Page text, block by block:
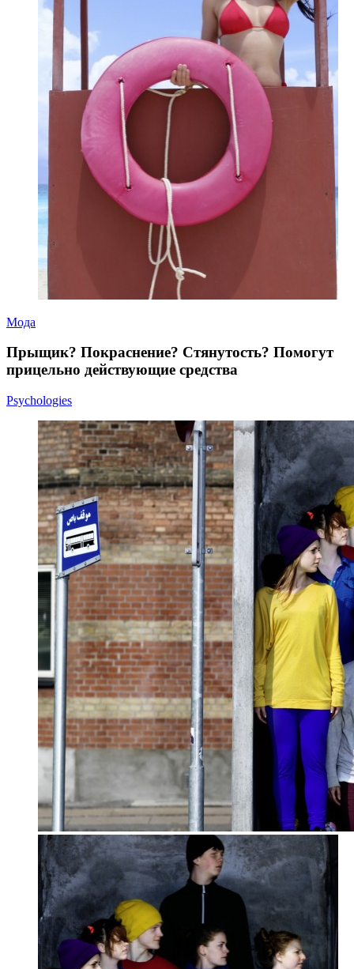
Мода
Прыщик? Покраснение? Стянутость? Помогут
прицельно действующие средства
Psychologies